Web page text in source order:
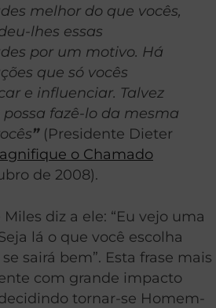
melhor do que vocês,
lhes essas
por um motivo. Há
que só vocês
e influenciar. Talvez
fazê-lo da mesma
” (Presidente Dieter
o Chamado
de 2008).
Miles diz a ele: “Eu vejo uma
lá o que você escolha
sairá bem”. Esta frase mais
com grande impacto
tornar-se Homem-